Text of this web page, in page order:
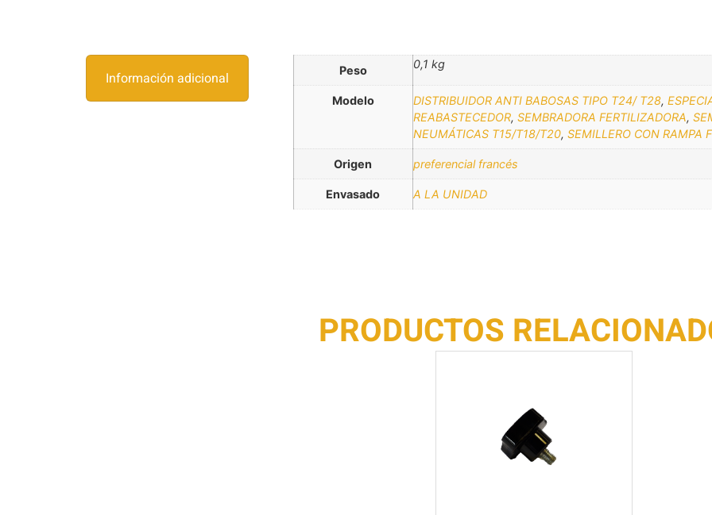
Información adicional Peso 0,1 kg
Modelo DISTRIBUIDOR ANTI BABOSAS TIPO T24/ T28,
REABASTECEDOR, SEMBRADORA FERTILIZADORA,
NEUMÁTICAS T15/T18/T20, SEMILLERO CON RAMPA
Origen preferencial francés
Envasado A LA UNIDAD
PRODUCTOS